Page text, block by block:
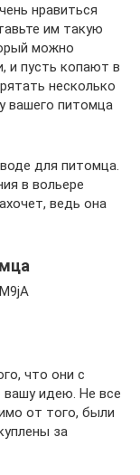
нравиться
им такую
можно
и пусть копают в
несколько
вашего питомца
для питомца.
в вольере
ведь она
что они с
идею. Не все
от того, были
за